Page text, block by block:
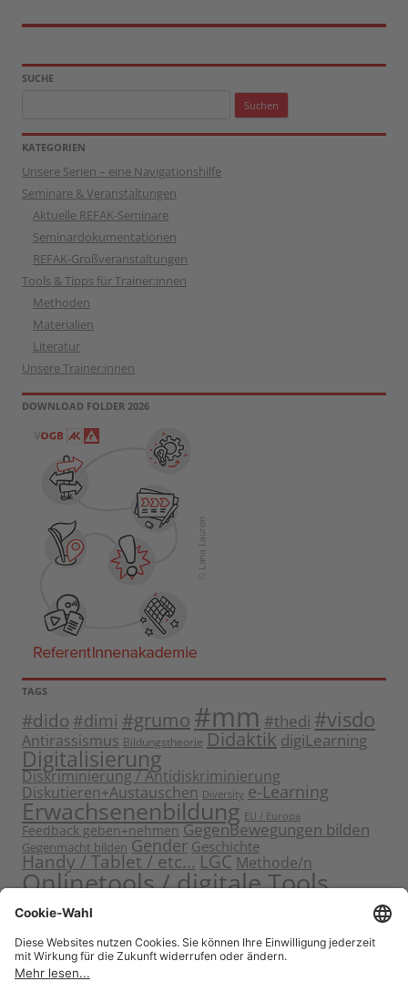
SUCHE
KATEGORIEN
Unsere Serien – eine Navigationshilfe
Seminare & Veranstaltungen
Aktuelle REFAK-Seminare
Seminardokumentationen
REFAK-Großveranstaltungen
Tools & Tipps für Trainer:innen
Methoden
Materialien
Literatur
Unsere Trainer:innen
DOWNLOAD FOLDER 2026
TAGS
#dido #dimi #grumo #mm #thedi #visdo
Antirassismus Bildungstheorie Didaktik digiLearning
Digitalisierung
Diskriminierung / Antidiskriminierung
Diskutieren+Austauschen Diversity e-Learning
Erwachsenenbildung EU / Europa
Feedback geben+nehmen GegenBewegungen bilden
Gegenmacht bilden Gender Geschichte
Handy / Tablet / etc... LGC Methode/n
Onlinetools / digitale Tools
Politische Bildung
Sensibilisieren Sichern+Verankern Solidarität
Starten+Kennenlernen Tagung
Teamentwicklung+Gruppendynamik